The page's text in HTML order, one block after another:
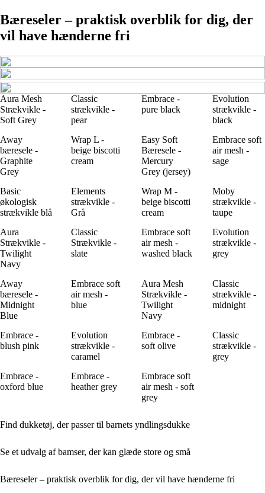
Bæreseler – praktisk overblik for dig, der
vil have hænderne fri
Aura Mesh
Strækvikle -
Soft Grey
Classic
strækvikle -
pear
Embrace -
pure black
Evolution
strækvikle -
black
Away
bæresele -
Graphite
Grey
Wrap L -
beige biscotti
cream
Easy Soft
Bæresele -
Mercury
Grey (jersey)
Embrace soft
air mesh -
sage
Basic
økologisk
strækvikle blå
Elements
strækvikle -
Grå
Wrap M -
beige biscotti
cream
Moby
strækvikle -
taupe
Aura
Strækvikle -
Twilight
Navy
Classic
Strækvikle -
slate
Embrace soft
air mesh -
washed black
Evolution
strækvikle -
grey
Away
bæresele -
Midnight
Blue
Embrace soft
air mesh -
blue
Aura Mesh
Strækvikle -
Twilight
Navy
Classic
strækvikle -
midnight
Embrace -
blush pink
Evolution
strækvikle -
caramel
Embrace -
soft olive
Classic
strækvikle -
grey
Embrace -
oxford blue
Embrace -
heather grey
Embrace soft
air mesh - soft
grey
Find dukketøj, der passer til barnets yndlingsdukke
Se et udvalg af bamser, der kan glæde store og små
Bæreseler – praktisk overblik for dig, der vil have hænderne fri